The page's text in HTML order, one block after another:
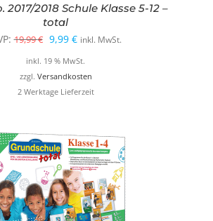
2017/2018 Schule Klasse 5-12 –
total
19,99€ Ursprünglicher
Preis
war:
19,99 €
9,99 €Aktueller
Preis
ist:
9,99 €.
inkl. MwSt.
inkl. 19 % MwSt.
zzgl. Versandkosten
2 Werktage Lieferzeit